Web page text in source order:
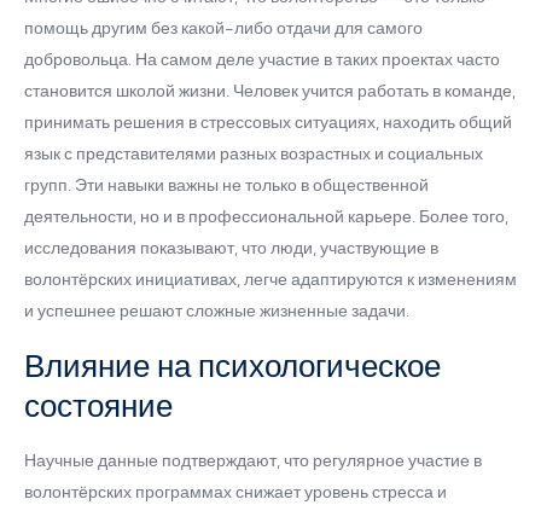
помощь другим без какой-либо отдачи для самого
добровольца. На самом деле участие в таких проектах часто
становится школой жизни. Человек учится работать в команде,
принимать решения в стрессовых ситуациях, находить общий
язык с представителями разных возрастных и социальных
групп. Эти навыки важны не только в общественной
деятельности, но и в профессиональной карьере. Более того,
исследования показывают, что люди, участвующие в
волонтёрских инициативах, легче адаптируются к изменениям
и успешнее решают сложные жизненные задачи.
Влияние на психологическое
состояние
Научные данные подтверждают, что регулярное участие в
волонтёрских программах снижает уровень стресса и